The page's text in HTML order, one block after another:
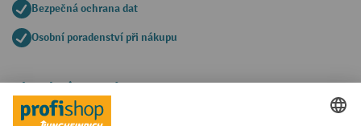
Bezpečná ochrana dat
Osobní poradenství při nákupu
Platební metody